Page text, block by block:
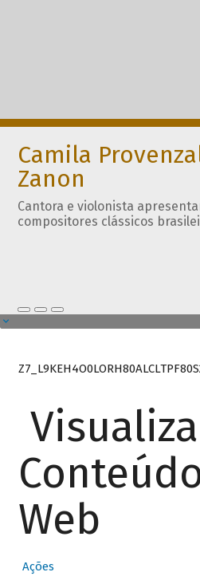
Camila
Zanon
Cantora e violonista
compositores clássicos
Web
Ações